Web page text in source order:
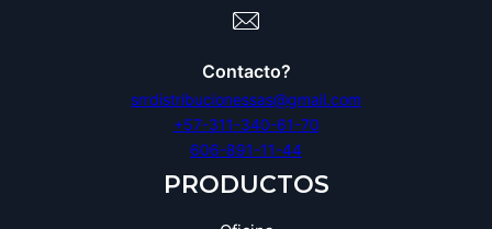
Contacto?
srrdistribucionessas@gmail.com
+57-311-340-61-70
606-891-11-44
PRODUCTOS